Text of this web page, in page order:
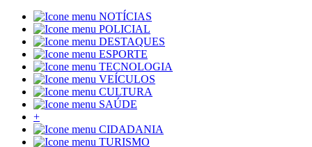
NOTÍCIAS
POLICIAL
DESTAQUES
ESPORTE
TECNOLOGIA
VEÍCULOS
CULTURA
SAÚDE
+
CIDADANIA
TURISMO